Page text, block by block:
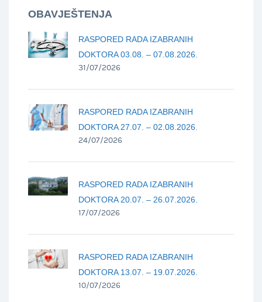
OBAVJEŠTENJA
RASPORED RADA IZABRANIH
DOKTORA 03.08. – 07.08.2026.
31/07/2026
RASPORED RADA IZABRANIH
DOKTORA 27.07. – 02.08.2026.
24/07/2026
RASPORED RADA IZABRANIH
DOKTORA 20.07. – 26.07.2026.
17/07/2026
RASPORED RADA IZABRANIH
DOKTORA 13.07. – 19.07.2026.
10/07/2026